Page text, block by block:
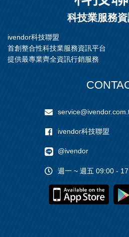
科技業服務
ivendor科技聯盟
首創整合性科技業服務資訊平台
提供最專業齊全資訊行銷服務
ivendor科技聯盟
@ivendor
週一 ~ 週五 09:00 -